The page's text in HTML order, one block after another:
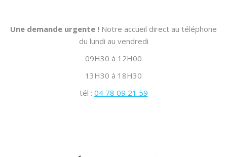
Une demande urgente ! Notre accueil direct au téléphone
du lundi au vendredi
09H30 à 12H00
13H30 à 18H30
tél : 04 78 09 21 59